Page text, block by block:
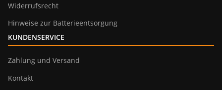
Widerrufsrecht
Hinweise zur Batterieentsorgung
KUNDENSERVICE
Zahlung und Versand
Kontakt